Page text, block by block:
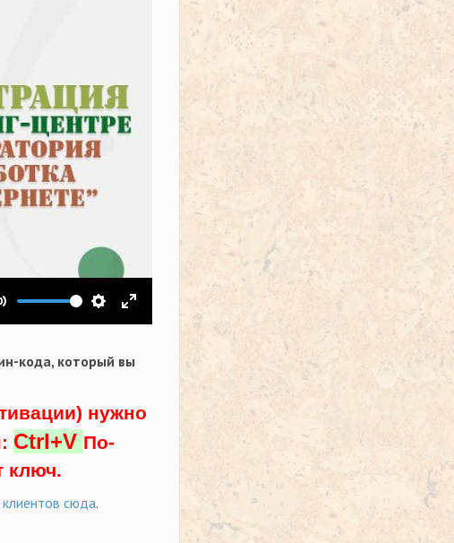
звукНастройки
На весь экран
кода, который вы
нужно
Ctrl+V По-
ключ.
сюда.